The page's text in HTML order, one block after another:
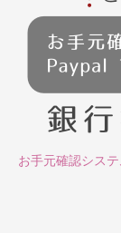
お手元確認シス